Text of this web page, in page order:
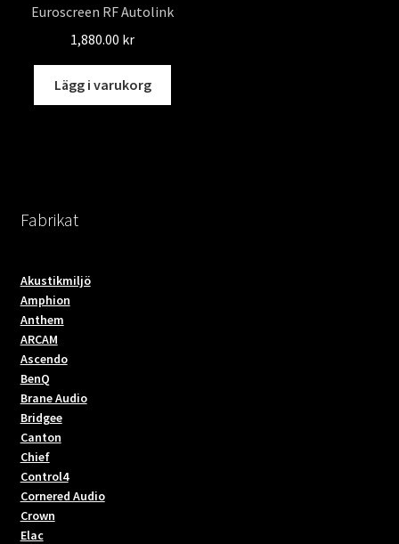
olika
kan
på
Euroscreen RF Autolink
1,880.00 kr
Lägg i varukorg
Fabrikat
Akustikmiljö
Amphion
Anthem
ARCAM
Ascendo
BenQ
Brane Audio
Bridgee
Canton
Chief
Control4
Cornered Audio
Crown
Elac